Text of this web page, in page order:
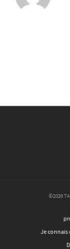
©2026
Je connais